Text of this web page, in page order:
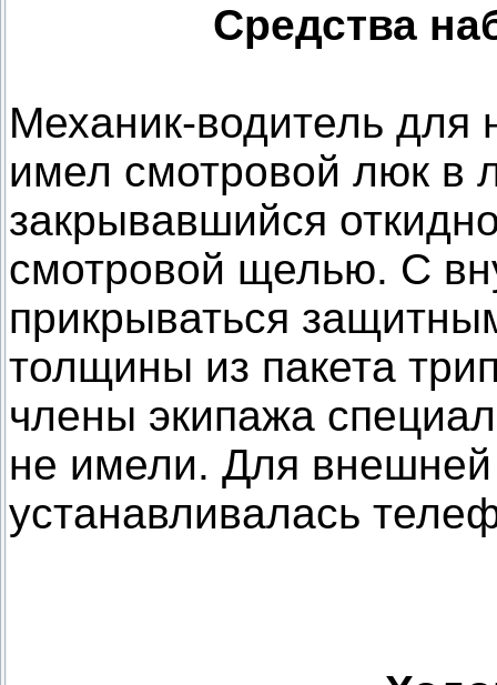
Средства
Механик-водитель для
имел смотровой люк в
закрывавшийся
смотровой щелью. С
прикрываться
толщины из пакета
члены экипажа
не имели. Для
устанавливалась